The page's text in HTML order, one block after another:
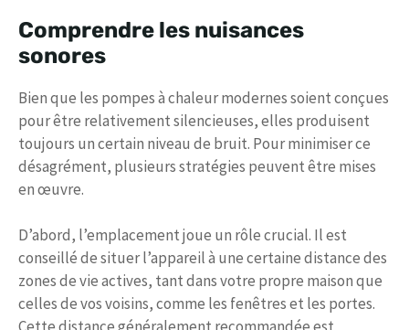
Comprendre les nuisances
sonores
Bien que les pompes à chaleur modernes soient conçues
pour être relativement silencieuses, elles produisent
toujours un certain niveau de bruit. Pour minimiser ce
désagrément, plusieurs stratégies peuvent être mises
en œuvre.
D’abord, l’emplacement joue un rôle crucial. Il est
conseillé de situer l’appareil à une certaine distance des
zones de vie actives, tant dans votre propre maison que
celles de vos voisins, comme les fenêtres et les portes.